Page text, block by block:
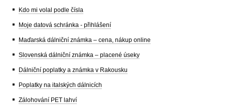
Kdo mi volal podle čísla
Moje datová schránka - přihlášení
Maďarská dálniční známka – cena, nákup online
Slovenská dálniční známka – placené úseky
Dálniční poplatky a známka v Rakousku
Poplatky na italských dálnicích
Zálohování PET lahví